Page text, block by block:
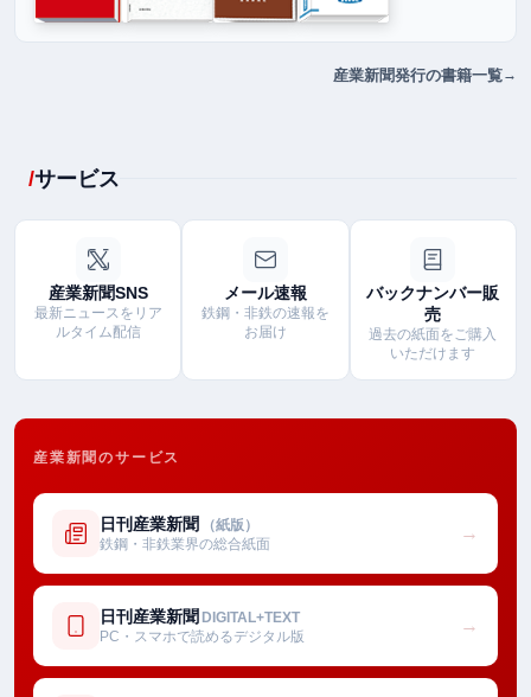
産業新聞発行の書籍一覧
サービス
産業新聞SNS
最新ニュースをリア
ルタイム配信
メール速報
鉄鋼・非鉄の速報を
お届け
バックナンバー販
売
過去の紙面をご購入
いただけます
産業新聞のサービス
日刊産業新聞 （紙版）
鉄鋼・非鉄業界の総合紙面
→
日刊産業新聞 DIGITAL+TEXT
PC・スマホで読めるデジタル版
→